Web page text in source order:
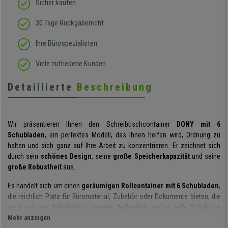
Sicher kaufen
30 Tage Rückgaberecht
Ihre Bürospezialisten
Viele zufriedene Kunden
Detaillierte Beschreibung
Wir präsentieren Ihnen den Schreibtischcontainer
DONY mit 6
Schubladen, ein perfektes Modell, das Ihnen helfen wird, Ordnung zu
halten und sich ganz auf Ihre Arbeit zu konzentrieren. Er zeichnet sich
durch sein schönes Design, seine große Speicherkapazitätund seine
große Robustheit aus.
Es handelt sich um einen geräumigen Rollcontainer mit 6 Schubladen,
die reichlich Platz für Büromaterial, Zubehör oder Dokumente bieten, die
nicht auf den Schreibtisch passen. Außerdem verfügt jede Schublade
über einenGriff mit integriertem Etikettenhalter,
Mehr anzeigen